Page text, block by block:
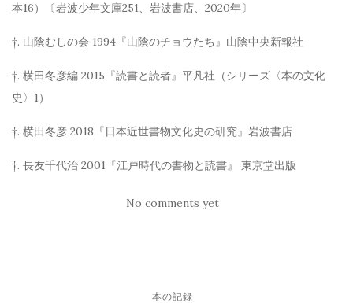
本16）〔岩波少年文庫251、岩波書店、2020年〕
†. 山陰むしの会 1994『山陰のチョウたち』山陰中央新報社
†. 横田冬彦編 2015『読書と読者』平凡社（シリーズ〈本の文化
史〉1）
†. 横田冬彦 2018『日本近世書物文化史の研究』岩波書店
†. 長友千代治 2001『江戸時代の書物と読書』 東京堂出版
No comments yet
本の記録